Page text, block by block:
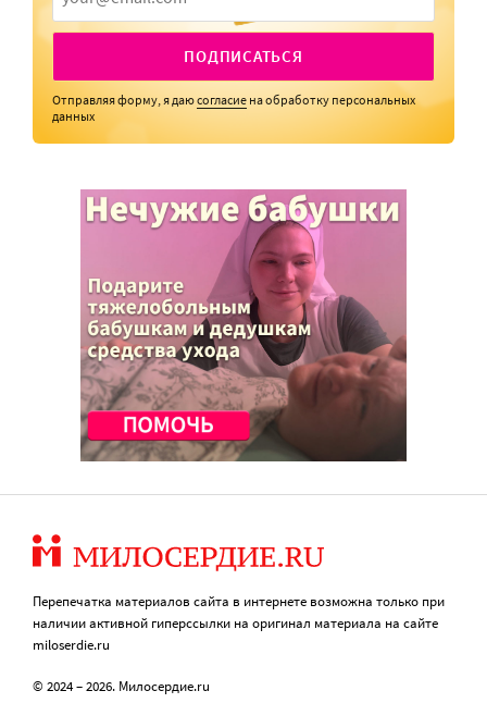
ПОДПИСАТЬСЯ
Отправляя форму, я даюсогласие на обработку персональных
данных
Перепечатка материалов сайта в интернете возможна только при
наличии активной гиперссылки на оригинал материала на сайте
miloserdie.ru
© 2024 – 2026. Милосердие.ru